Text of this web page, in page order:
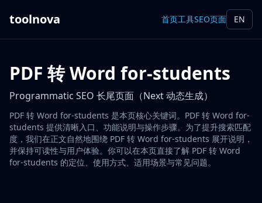
toolnova 首页工具SEO页面 EN
PDF 转 Word for-students
Programmatic SEO 长尾页面（Next 动态生成）
PDF 转 Word for-students 是本页核心关键词。PDF 转 Word for-
students 提供清晰入口、功能说明与操作步骤。为了提升搜索匹配
度，我们在正文自然地围绕 PDF 转 Word for-students 展开说明，
并保持可读性与用户体验。你可以在本页直接了解 PDF 转 Word
for-students 的定位、使用方式、适用场景与常见问题。